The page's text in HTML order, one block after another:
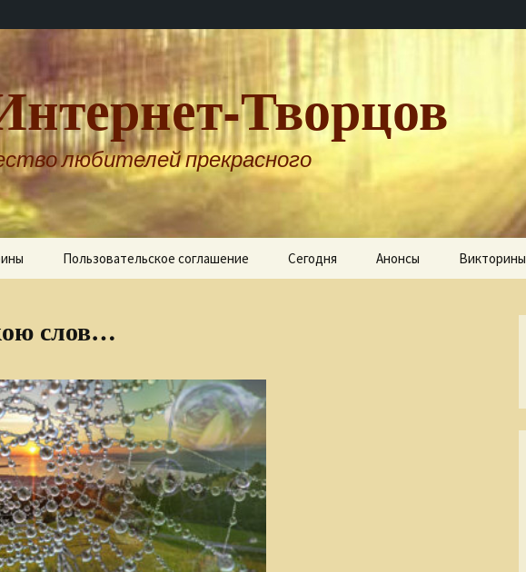
Творцов
любителей прекрасного
Пользовательское соглашение Сегодня Анонсы Викторины
слов…